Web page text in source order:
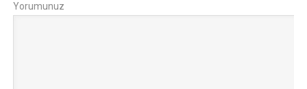
Yorumunuz